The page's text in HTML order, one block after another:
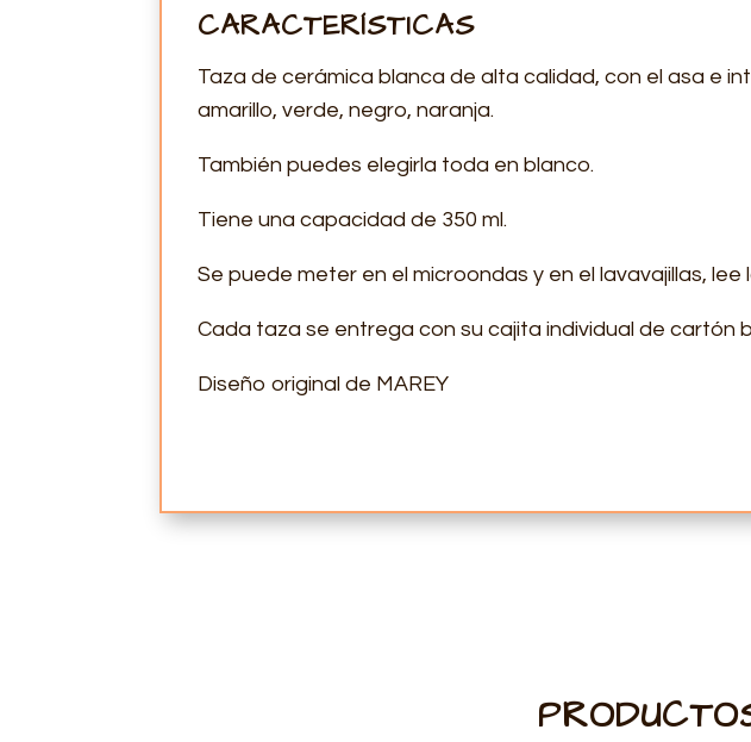
CARACTERÍSTICAS
Taza de cerámica blanca de alta calidad, con el asa e
amarillo, verde, negro, naranja.
También puedes elegirla toda en blanco.
Tiene una capacidad de 350 ml.
Se puede meter en el microondas y en el lavavajillas,
Cada taza se entrega con su cajita individual de cartón
Diseño original de MAREY